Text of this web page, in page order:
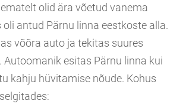
olid ära võetud vanema
oli antud Pärnu linna eestkoste alla.
võõra auto ja tekitas suures
Autoomanik esitas Pärnu linna kui
kahju hüvitamise nõude. Kohus